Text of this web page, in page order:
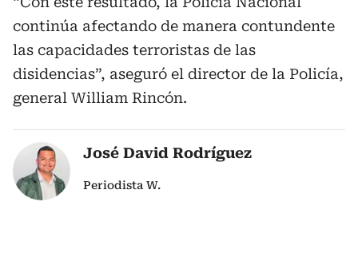
continúa afectando de manera contundente
las capacidades terroristas de las
disidencias”, aseguró el director de la Policía,
general William Rincón.
José David Rodríguez
Periodista W.